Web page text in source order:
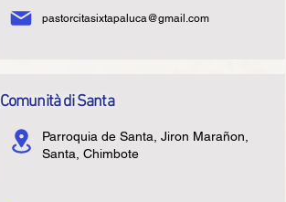
pastorcitasixtapaluca@gmail.com
Comunità di Santa
Parroquia de Santa, Jiron Marañon,
Santa, Chimbote